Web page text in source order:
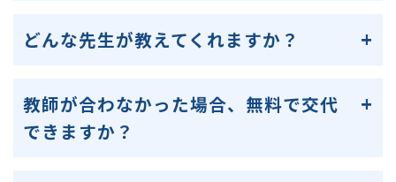
どんな先生が教えてくれますか？
教師が合わなかった場合、無料で交代
できますか？